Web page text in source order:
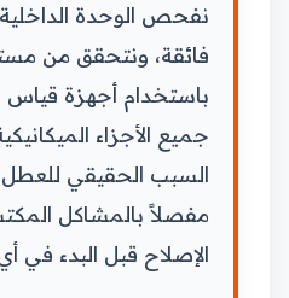
نفحص الوحدة الداخلية
فائقة، ونتحقق من
باستخدام أجهزة
جميع الأجزاء
السبب الحقيقي
مفصلاً بالمشاكل
الإصلاح قبل البدء في